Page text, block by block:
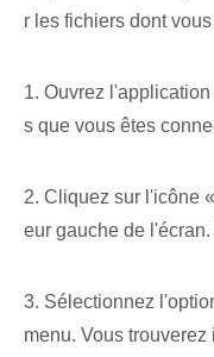
r les fichiers dont
1. Ouvrez
s que vous êtes⁢
2. Cliquez sur l'icône
eur gauche de
3.⁣ Sélectionnez
menu. Vous